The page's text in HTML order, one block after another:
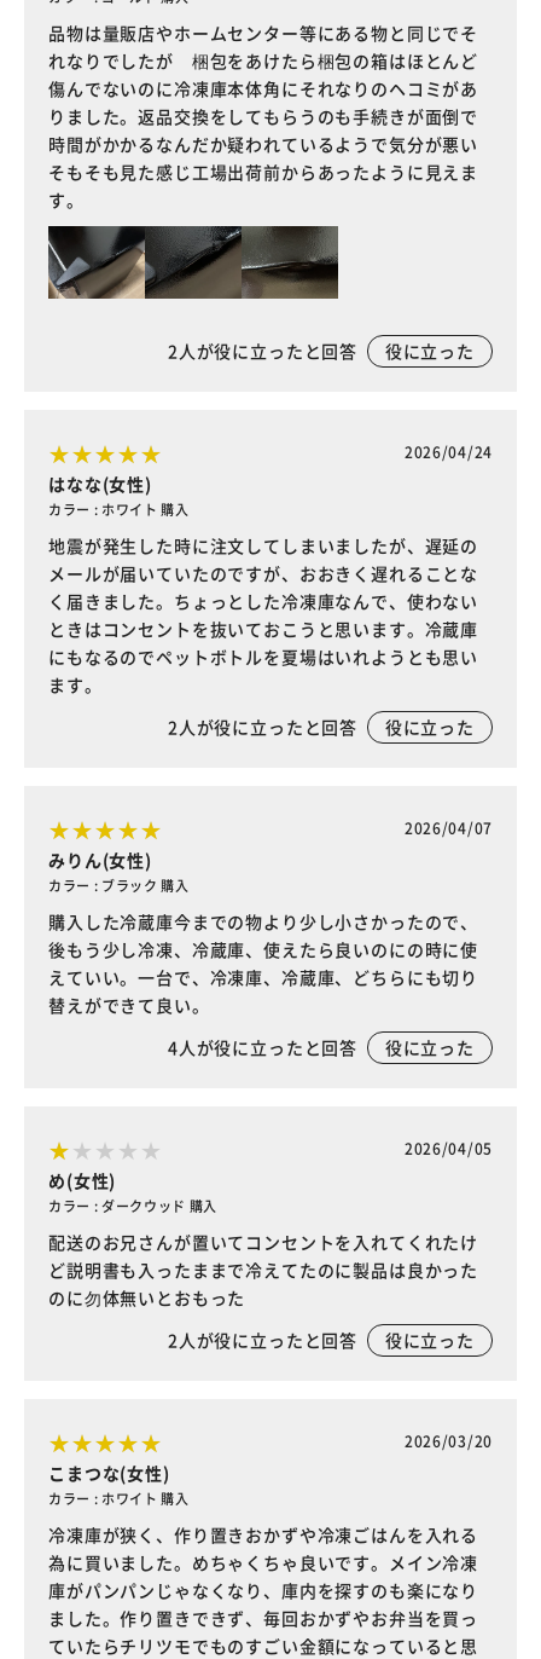
品物は量販店やホームセンター等にある物と同じでそ
れなりでしたが 梱包をあけたら梱包の箱はほとんど
傷んでないのに冷凍庫本体角にそれなりのヘコミがあ
りました。返品交換をしてもらうのも手続きが面倒で
時間がかかるなんだか疑われているようで気分が悪い
そもそも見た感じ工場出荷前からあったように見えま
す。
2人が役に立ったと回答 役に立った
2026/04/24
はなな(女性)
カラー : ホワイト 購入
地震が発生した時に注文してしまいましたが、遅延の
メールが届いていたのですが、おおきく遅れることな
く届きました。ちょっとした冷凍庫なんで、使わない
ときはコンセントを抜いておこうと思います。冷蔵庫
にもなるのでペットボトルを夏場はいれようとも思い
ます。
2人が役に立ったと回答 役に立った
2026/04/07
みりん(女性)
カラー : ブラック 購入
購入した冷蔵庫今までの物より少し小さかったので、
後もう少し冷凍、冷蔵庫、使えたら良いのにの時に使
えていい。一台で、冷凍庫、冷蔵庫、どちらにも切り
替えができて良い。
4人が役に立ったと回答 役に立った
2026/04/05
め(女性)
カラー : ダークウッド 購入
配送のお兄さんが置いてコンセントを入れてくれたけ
ど説明書も入ったままで冷えてたのに製品は良かった
のに勿体無いとおもった
2人が役に立ったと回答 役に立った
2026/03/20
こまつな(女性)
カラー : ホワイト 購入
冷凍庫が狭く、作り置きおかずや冷凍ごはんを入れる
為に買いました。めちゃくちゃ良いです。メイン冷凍
庫がパンパンじゃなくなり、庫内を探すのも楽になり
ました。作り置きできず、毎回おかずやお弁当を買っ
ていたらチリツモでものすごい金額になっていると思